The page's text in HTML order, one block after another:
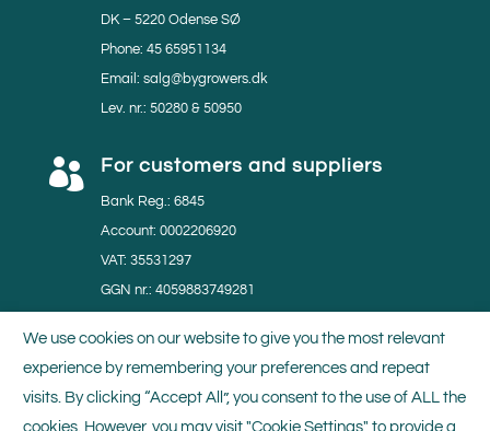
DK – 5220 Odense SØ
Phone: 45 65951134
Email: salg@bygrowers.dk
Lev. nr.: 50280 & 50950
 For customers and suppliers
Bank Reg.: 6845
Account: 0002206920
VAT: 35531297
GGN nr.: 4059883749281
 Certificates
We use cookies on our website to give you the most relevant
experience by remembering your preferences and repeat
visits. By clicking “Accept All”, you consent to the use of ALL the
cookies. However, you may visit "Cookie Settings" to provide a